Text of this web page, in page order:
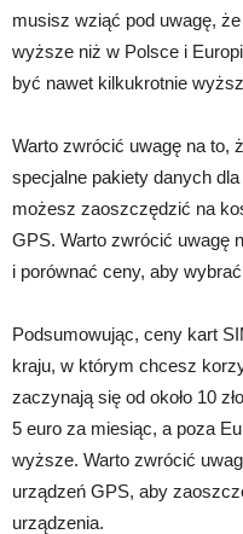
musisz wziąć pod uwagę,
wyższe niż w Polsce i
być nawet kilkukrotnie
Warto zwrócić uwagę na to,
specjalne pakiety danych
możesz zaoszczędzić na
GPS. Warto zwrócić uwagę
i porównać ceny, aby
Podsumowując, ceny kart
kraju, w którym chcesz
zaczynają się od około 10
5 euro za miesiąc, a poza
wyższe. Warto zwrócić
urządzeń GPS, aby
urządzenia.